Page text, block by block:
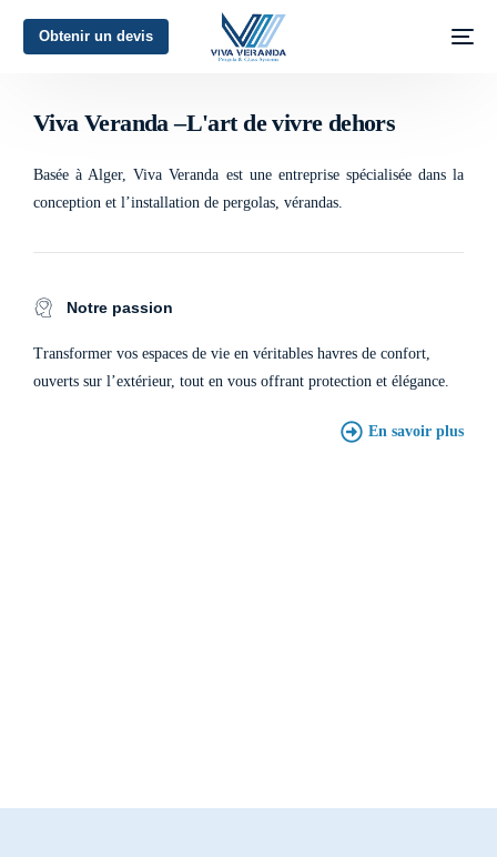
Obtenir un devis
L'art de vivre dehors
Viva Veranda –L'art de vivre dehors
Basée à Alger, Viva Veranda est une entreprise spécialisée dans la
conception et l’installation de pergolas, vérandas.
Notre passion
Transformer vos espaces de vie en véritables havres de confort,
ouverts sur l’extérieur, tout en vous offrant protection et élégance.
En savoir plus